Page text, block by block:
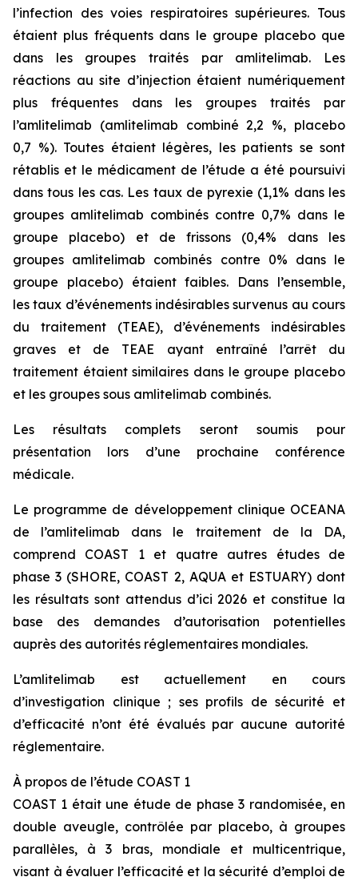
l’infection des voies respiratoires supérieures. Tous
étaient plus fréquents dans le groupe placebo que
dans les groupes traités par amlitelimab. Les
réactions au site d’injection étaient numériquement
plus fréquentes dans les groupes traités par
l’amlitelimab (amlitelimab combiné 2,2 %, placebo
0,7 %). Toutes étaient légères, les patients se sont
rétablis et le médicament de l’étude a été poursuivi
dans tous les cas. Les taux de pyrexie (1,1% dans les
groupes amlitelimab combinés contre 0,7% dans le
groupe placebo) et de frissons (0,4% dans les
groupes amlitelimab combinés contre 0% dans le
groupe placebo) étaient faibles. Dans l’ensemble,
les taux d’événements indésirables survenus au cours
du traitement (TEAE), d’événements indésirables
graves et de TEAE ayant entraîné l’arrêt du
traitement étaient similaires dans le groupe placebo
et les groupes sous amlitelimab combinés.
Les résultats complets seront soumis pour
présentation lors d’une prochaine conférence
médicale.
Le programme de développement clinique OCEANA
de l’amlitelimab dans le traitement de la DA,
comprend COAST 1 et quatre autres études de
phase 3 (SHORE, COAST 2, AQUA et ESTUARY) dont
les résultats sont attendus d’ici 2026 et constitue la
base des demandes d’autorisation potentielles
auprès des autorités réglementaires mondiales.
L’amlitelimab est actuellement en cours
d’investigation clinique ; ses profils de sécurité et
d’efficacité n’ont été évalués par aucune autorité
réglementaire.
À propos de l’étude COAST 1
COAST 1 était une étude de phase 3 randomisée, en
double aveugle, contrôlée par placebo, à groupes
parallèles, à 3 bras, mondiale et multicentrique,
visant à évaluer l’efficacité et la sécurité d’emploi de